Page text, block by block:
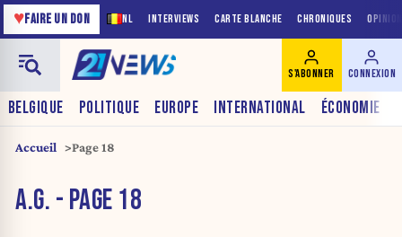
NL INTERVIEWS CARTE BLANCHE CHRONIQUES
♥FAIRE UN DON
BELGIQUE POLITIQUE EUROPE INTERNATIONAL ÉCONOMIE
S'ABONNER CONNEXION
Accueil Page 18
A.G. - PAGE 18